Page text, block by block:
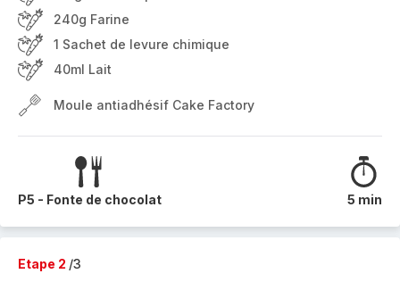
240g Farine
1 Sachet de levure chimique
40ml Lait
Moule antiadhésif Cake Factory
P5 - Fonte de chocolat 5 min
Etape 2 /3